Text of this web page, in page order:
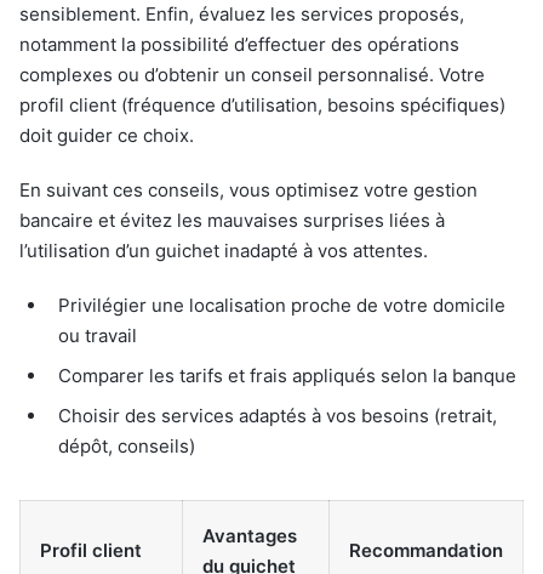
sensiblement. Enfin, évaluez les services proposés,
notamment la possibilité d’effectuer des opérations
complexes ou d’obtenir un conseil personnalisé. Votre
profil client (fréquence d’utilisation, besoins spécifiques)
doit guider ce choix.
En suivant ces conseils, vous optimisez votre gestion
bancaire et évitez les mauvaises surprises liées à
l’utilisation d’un guichet inadapté à vos attentes.
Privilégier une localisation proche de votre domicile
ou travail
Comparer les tarifs et frais appliqués selon la banque
Choisir des services adaptés à vos besoins (retrait,
dépôt, conseils)
Profil client
Avantages
du guichet
Recommandation